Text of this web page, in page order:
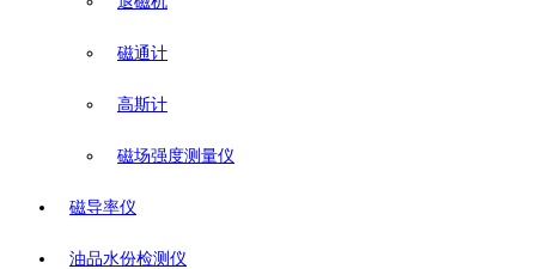
磁通计
高斯计
磁场强度测量仪
磁导率仪
油品水份检测仪